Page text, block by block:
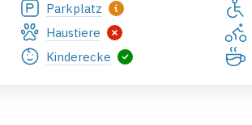
Parkplatz
Haustiere
Kinderecke